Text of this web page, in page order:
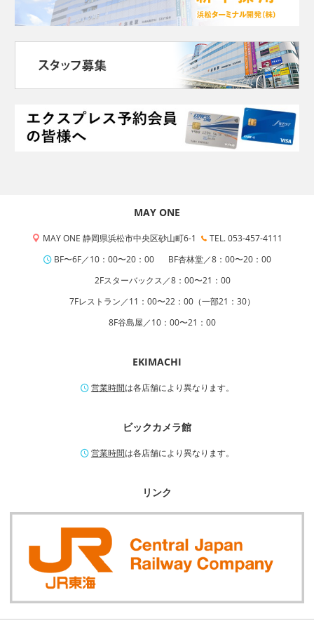
MAY ONE
MAY ONE 静岡県浜松市中央区砂山町6-1
TEL. 053-457-4111
BF〜6F／10：00〜20：00
BF杏林堂／8：00〜20：00
2Fスターバックス／8：00〜21：00
7Fレストラン／11：00〜22：00（一部21：30）
8F谷島屋／10：00〜21：00
EKIMACHI
営業時間は各店舗により異なります。
ビックカメラ館
営業時間は各店舗により異なります。
リンク